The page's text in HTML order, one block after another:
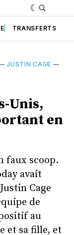
TRANSFERTS
JUSTIN CAGE —
Unis,
en
faux scoop.
avait
Cage
de
au
et sa fille, et